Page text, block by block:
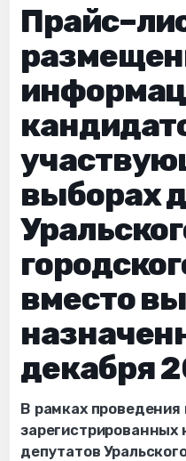
выборах
вместо
декабря
В рамках
депутатов